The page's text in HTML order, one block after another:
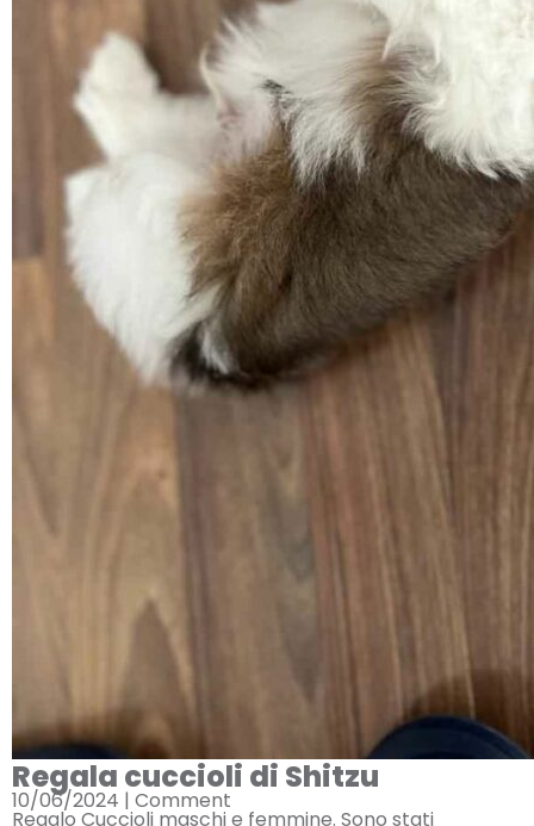
Regala cuccioli di Shitzu
10/06/2024 | Comment
Regalo Cuccioli maschi e femmine. Sono stati